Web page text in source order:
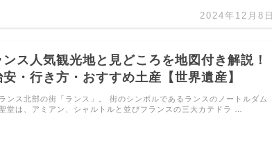
2024年12月8日
ンス人気観光地と見どころを地図付き解説！
安・行き方・おすすめ土産【世界遺産】
ンス北部の街「ランス」。 街のシンボルであるランスのノートルダム
堂は、アミアン、シャルトルと並びフランスの三大カテドラ …